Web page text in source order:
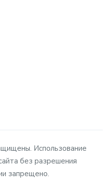
Использование
без разрешения
запрещено.